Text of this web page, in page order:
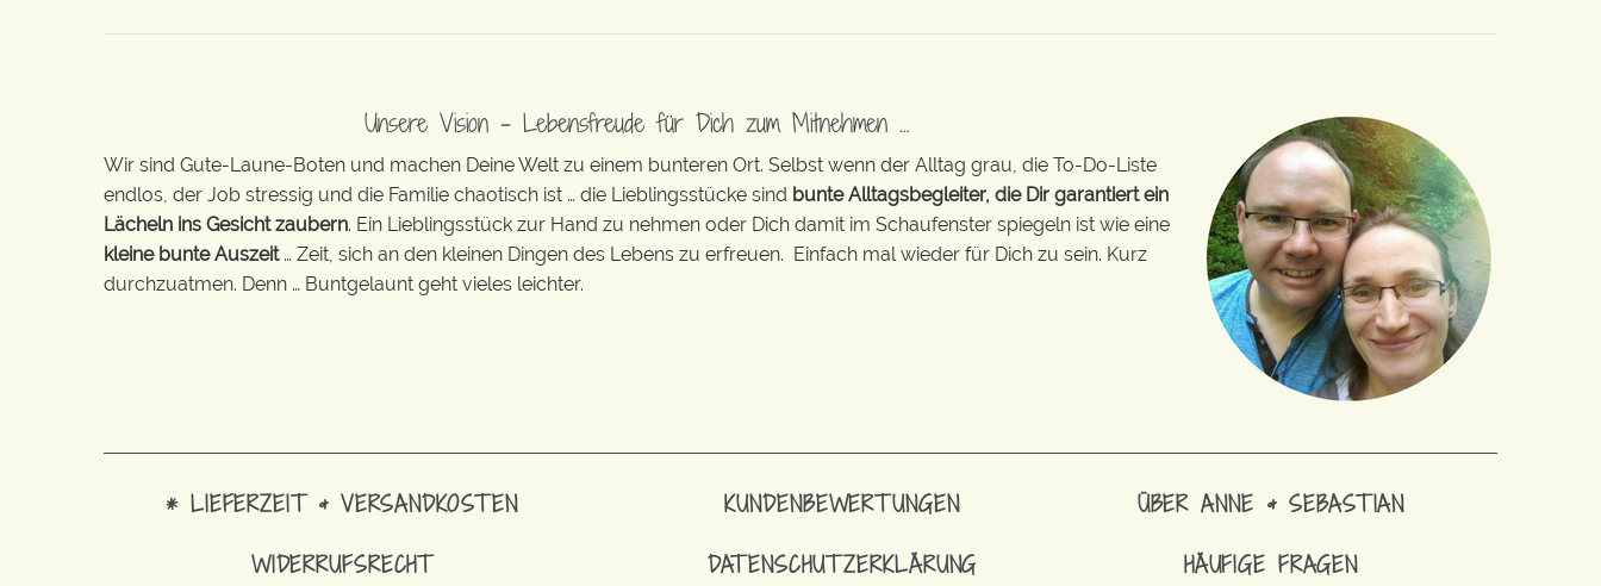
Unsere Vision – Lebensfreude für Dich zum Mitnehmen …
Wir sind Gute-Laune-Boten und machen Deine Welt zu einem bunteren Ort. Selbst wenn der Alltag grau, die To-Do-Liste
endlos, der Job stressig und die Familie chaotisch ist … die Lieblingsstücke sind bunte Alltagsbegleiter, die Dir garantiert ein
Lächeln ins Gesicht zaubern. Ein Lieblingsstück zur Hand zu nehmen oder Dich damit im Schaufenster spiegeln ist wie eine
kleine bunte Auszeit… Zeit, sich an den kleinen Dingen des Lebens zu erfreuen. Einfach mal wieder für Dich zu sein. Kurz
durchzuatmen. Denn … Buntgelaunt geht vieles leichter.
* LIEFERZEIT & VERSANDKOSTEN
WIDERRUFSRECHT
KUNDENBEWERTUNGEN
DATENSCHUTZERKLÄRUNG
ÜBER ANNE & SEBASTIAN
HÄUFIGE FRAGEN